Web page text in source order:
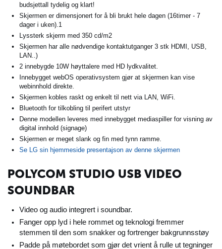
budsjettall tydelig og klart!
Skjermen er dimensjonert for å bli brukt hele dagen (16timer - 7
dager i uken).1
Lyssterk skjerm med 350 cd/m2
Skjermen har alle nødvendige kontaktutganger 3 stk HDMI, USB,
LAN..)
2 innebygde 10W høyttalere med HD lydkvalitet.
Innebygget webOS operativsystem gjør at skjermen kan vise
webinnhold direkte.
Skjermen kobles raskt og enkelt til nett via LAN, WiFi.
Bluetooth for tilkobling til perifert utstyr
Denne modellen leveres med innebygget mediaspiller for visning av
digital innhold (signage)
Skjermen er meget slank og fin med tynn ramme.
Se LG sin hjemmeside presentajson av denne skjermen
POLYCOM STUDIO USB VIDEO
SOUNDBAR
Video og audio integrert i soundbar.
Fanger opp lyd i hele rommet og teknologi fremmer
stemmen til den som snakker og fortrenger bakgrunnsstøy
Padde på møtebordet som gjør det vrient å rulle ut tegninger